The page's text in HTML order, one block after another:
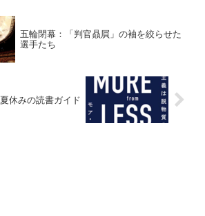
五輪閉幕：「判官贔屓」の袖を絞らせた
選手たち
夏休みの読書ガイド